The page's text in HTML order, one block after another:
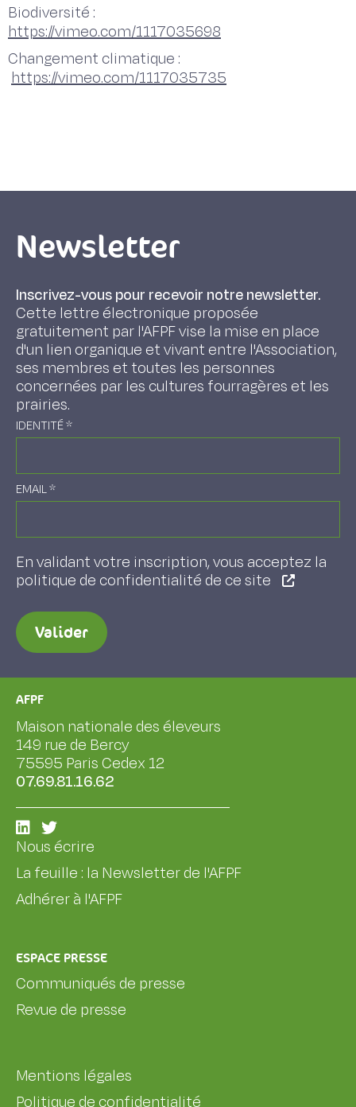
Biodiversité :
https://vimeo.com/1117035698
Changement climatique :
https://vimeo.com/1117035735
Newsletter
Inscrivez-vous pour recevoir notre newsletter.
Cette lettre électronique proposée
gratuitement par l'AFPF vise la mise en place
d'un lien organique et vivant entre l'Association,
ses membres et toutes les personnes
concernées par les cultures fourragères et les
prairies.
IDENTITÉ*
EMAIL*
En validant votre inscription, vous acceptez la
politique de confidentialité de ce site
Valider
AFPF
Maison nationale des éleveurs
149 rue de Bercy
75595 Paris Cedex 12
07.69.81.16.62
Nous écrire
La feuille : la Newsletter de l'AFPF
Adhérer à l'AFPF
ESPACE PRESSE
Communiqués de presse
Revue de presse
Mentions légales
Politique de confidentialité